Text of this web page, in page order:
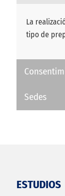
La
tipo de
Sedes
ESTUDIOS